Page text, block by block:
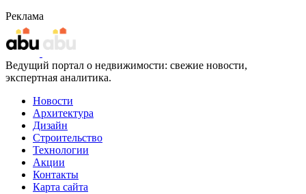
Реклама
Ведущий портал о недвижимости: свежие новости,
экспертная аналитика.
Новости
Архитектура
Дизайн
Строительство
Технологии
Акции
Контакты
Карта сайта